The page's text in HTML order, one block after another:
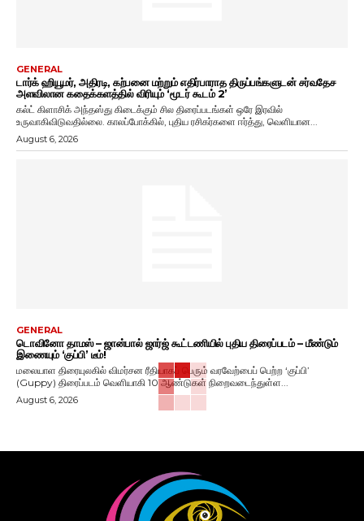
GENERAL
டார்க் ஹியூமர், அதிரடி, கற்பனை மற்றும் எதிர்பாராத திருப்பங்களுடன் சர்வதேச
அளவிலான கதைக்களத்தில் விரியும் ‘மூடர் கூடம் 2’
கல்ட் கிளாசிக் அந்தஸ்து கிடைக்கும் சில திரைப்படங்கள் ஒரே இரவில்
உருவாகிவிடுவதில்லை. காலப்போக்கில், புதிய ரசிகர்களை ஈர்த்து, வெளியான...
August 6, 2026
GENERAL
டொவினோ தாமஸ் – ஜான்பால் ஜார்ஜ் கூட்டணியில் புதிய திரைப்படம் – மீண்டும்
இணையும் ‘குப்பி’ டீம்!
மலையாள திரையுலகில் விமர்சன ரீதியாகப் பெரும் வரவேற்பைப் பெற்ற ‘குப்பி’
(Guppy) திரைப்படம் வெளியாகி 10 ஆண்டுகள் நிறைவடைந்துள்ள...
August 6, 2026